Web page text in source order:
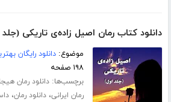
دانلود کتاب رمان اصیل زاده‌ی تاریکی
موضوع:دانلود رایگان
۱۹۸ صفحه
برچسب‌ها:دانلود رمان
رمان ایرانی،دانلود رمان،